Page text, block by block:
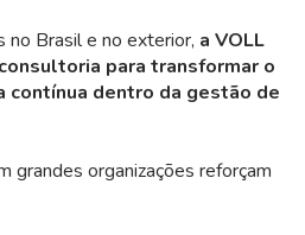
no Brasil e no exterior, a VOLL
para transformar o
contínua dentro da gestão de
grandes organizações reforçam